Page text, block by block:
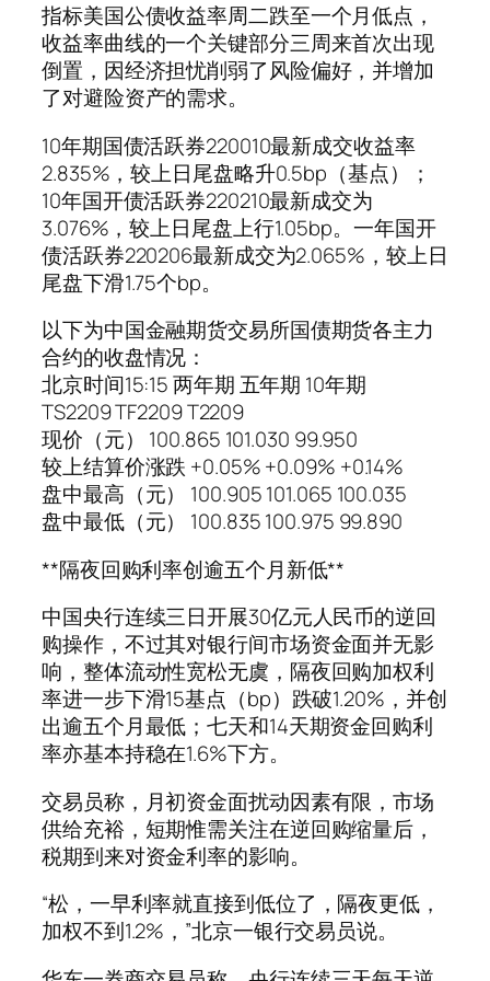
指标美国公债收益率周二跌至一个月低点，
收益率曲线的一个关键部分三周来首次出现
倒置，因经济担忧削弱了风险偏好，并增加
了对避险资产的需求。
10年期国债活跃券220010最新成交收益率
2.835%，较上日尾盘略升0.5bp（基点）；
10年国开债活跃券220210最新成交为
3.076%，较上日尾盘上行1.05bp。一年国开
债活跃券220206最新成交为2.065%，较上日
尾盘下滑1.75个bp。
以下为中国金融期货交易所国债期货各主力
合约的收盘情况：
北京时间15:15 两年期 五年期 10年期
TS2209 TF2209 T2209
现价（元） 100.865 101.030 99.950
较上结算价涨跌 +0.05% +0.09% +0.14%
盘中最高（元） 100.905 101.065 100.035
盘中最低（元） 100.835 100.975 99.890
**隔夜回购利率创逾五个月新低**
中国央行连续三日开展30亿元人民币的逆回
购操作，不过其对银行间市场资金面并无影
响，整体流动性宽松无虞，隔夜回购加权利
率进一步下滑15基点（bp）跌破1.20%，并创
出逾五个月最低；七天和14天期资金回购利
率亦基本持稳在1.6%下方。
交易员称，月初资金面扰动因素有限，市场
供给充裕，短期惟需关注在逆回购缩量后，
税期到来对资金利率的影响。
“松，一早利率就直接到低位了，隔夜更低，
加权不到1.2%，”北京一银行交易员说。